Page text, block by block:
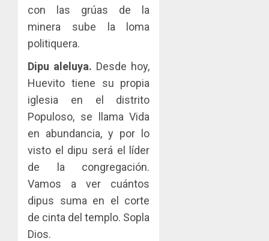
con las grúas de la
minera sube la loma
politiquera.
Dipu aleluya. Desde hoy,
Huevito tiene su propia
iglesia en el distrito
Populoso, se llama Vida
en abundancia, y por lo
visto el dipu será el líder
de la congregación.
Vamos a ver cuántos
dipus suma en el corte
de cinta del templo. Sopla
Dios.